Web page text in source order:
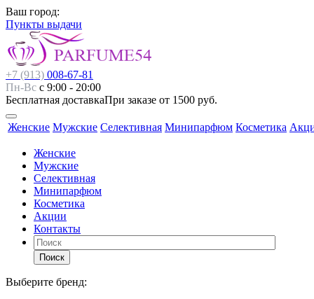
Ваш город:
Пункты выдачи
+7 (913) 008-67-81
Пн-Вс с 9:00 - 20:00
Бесплатная доставкаПри заказе от 1500 руб.
Женские Мужские Селективная Минипарфюм Косметика
Женские
Мужские
Селективная
Минипарфюм
Косметика
Акции
Контакты
Поиск
Выберите бренд: